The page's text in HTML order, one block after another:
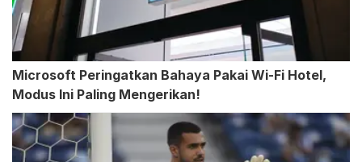
Microsoft Peringatkan Bahaya Pakai Wi-Fi Hotel,
Modus Ini Paling Mengerikan!